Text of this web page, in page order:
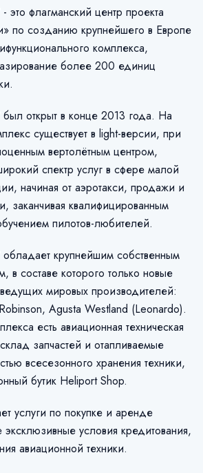
это флагманский центр проекта
по созданию крупнейшего в Европе
комплекса,
более 200 единиц
открыт в конце 2013 года. На
существует в light-версии, при
вертолётным центром,
спектр услуг в сфере малой
начиная от аэротакси, продажи и
заканчивая квалифицированным
пилотов-любителей.
крупнейшим собственным
в составе которого только новые
мировых производителей:
Agusta Westland (Leonardo).
есть авиационная техническая
запчастей и отапливаемые
всесезонного хранения техники,
бутик Heliport Shop.
услуги по покупке и аренде
эксклюзивные условия кредитования,
авиационной техники.